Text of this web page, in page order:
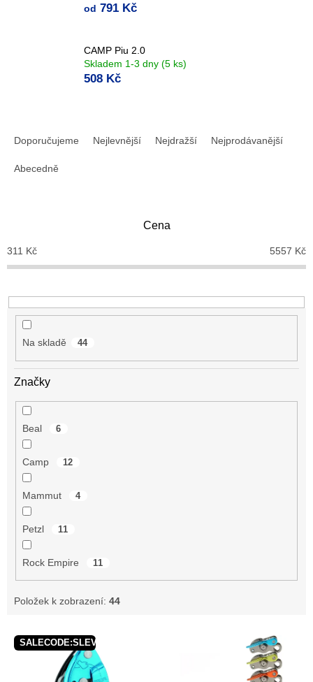
od 791 Kč
CAMP Piu 2.0
Skladem 1-3 dny (5 ks)
508 Kč
o
d
k
t
Doporučujeme Nejlevnější Nejdražší Nejprodávanější
Abecedně
Cena
311 Kč 5557 Kč
Na skladě 44
Značky
Beal 6
Camp 12
Mammut 4
Petzl 11
Rock Empire 11
Položek k zobrazení: 44
V SALECODE:SLEVAX5:5:%